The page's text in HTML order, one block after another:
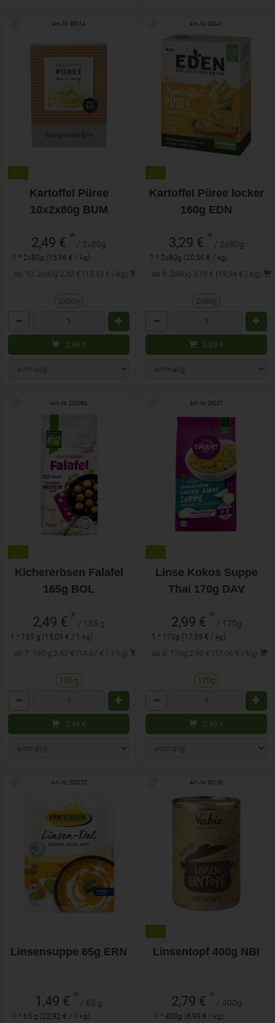
Art.-Nr. 38014
Kartoffel Püree
10x2x80g BUM
2,49 € * / 2x80g
1 * 2x80g (15,56 € / kg)
ab 10: 2x80g 2,42 € (15,13 € / kg)
2x80g
2,49 €
Art.-Nr. 38041
Kartoffel Püree locker
160g EDN
3,29 € * / 2x80g
1 * 2x80g (20,56 € / kg)
ab 8: 2x80g 3,19 € (19,94 € / kg)
2x80g
3,29 €
Art.-Nr. 202964
Kichererbsen Falafel
165g BOL
2,49 € * / 165 g
1 * 165 g (15,09 € / 1 kg)
ab 7: 165 g 2,42 € (14,67 € / 1 kg)
165 g
2,49 €
Art.-Nr. 38047
Linse Kokos Suppe
Thai 170g DAV
2,99 € * / 170g
1 * 170g (17,59 € / kg)
ab 6: 170g 2,90 € (17,06 € / kg)
170g
2,99 €
Art.-Nr. 203172
Linsensuppe 65g ERN
1,49 € * / 65 g
1 * 65 g (22,92 € / 1 kg)
Art.-Nr. 30106
Linsentopf 400g NBI
2,79 € * / 400g
1 * 400g (6,98 € / kg)